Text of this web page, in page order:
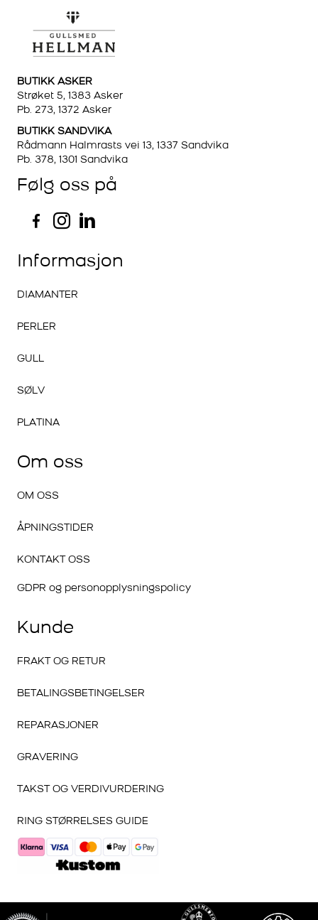
BUTIKK ASKER
Strøket 5, 1383 Asker
Pb. 273, 1372 Asker
BUTIKK SANDVIKA
Rådmann Halmrasts vei 13, 1337 Sandvika
Pb. 378, 1301 Sandvika
Følg oss på
Informasjon
DIAMANTER
PERLER
GULL
SØLV
PLATINA
Om oss
OM OSS
ÅPNINGSTIDER
KONTAKT OSS
GDPR og personopplysningspolicy
Kunde
FRAKT OG RETUR
BETALINGSBETINGELSER
REPARASJONER
GRAVERING
TAKST OG VERDIVURDERING
RING STØRRELSES GUIDE